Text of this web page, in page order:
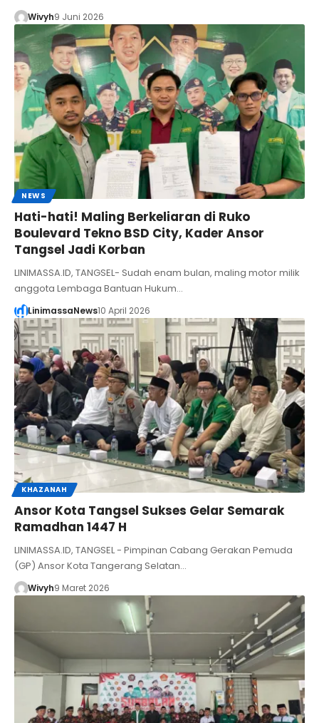
Wivyh9 Juni 2026
NEWS
Hati-hati! Maling Berkeliaran di Ruko
Boulevard Tekno BSD City, Kader Ansor
Tangsel Jadi Korban
LINIMASSA.ID, TANGSEL- Sudah enam bulan, maling motor milik
anggota Lembaga Bantuan Hukum…
LinimassaNews10 April 2026
KHAZANAH
Ansor Kota Tangsel Sukses Gelar Semarak
Ramadhan 1447 H
LINIMASSA.ID, TANGSEL - Pimpinan Cabang Gerakan Pemuda
(GP) Ansor Kota Tangerang Selatan…
Wivyh9 Maret 2026